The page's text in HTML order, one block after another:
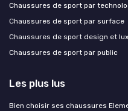
Chaussures de sport par
Chaussures de sport par surface
Chaussures de sport design et
Chaussures de sport par public
Les plus lus
Bien choisir ses chaussures